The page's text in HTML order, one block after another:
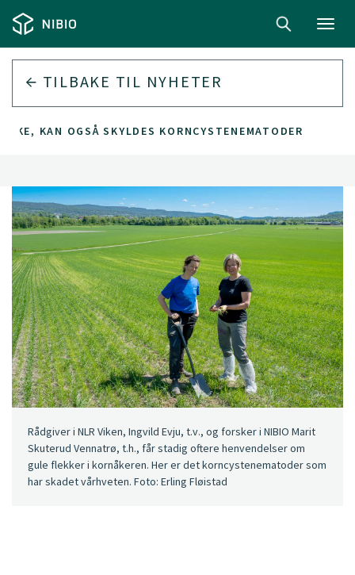
TILBAKE TIL NYHETER
KAN OGSÅ SKYLDES KORNCYSTENEMATODER
Rådgiver i NLR Viken, Ingvild Evju, t.v., og forsker i NIBIO Marit
Skuterud Vennatrø, t.h., får stadig oftere henvendelser om
gule flekker i kornåkeren. Her er det korncystenematoder som
har skadet vårhveten. Foto: Erling Fløistad